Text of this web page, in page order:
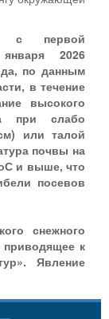
с первой
2026
по данным
в течение
высокого
при слабо
или талой
почвы на
и выше, что
посевов
снежного
приводящее к
Явление